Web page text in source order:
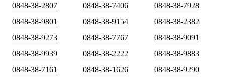
0848-38-2807
0848-38-7406
0848-38-7928
0848-38-9801
0848-38-9154
0848-38-2382
0848-38-9273
0848-38-7767
0848-38-9091
0848-38-9939
0848-38-2222
0848-38-9883
0848-38-7161
0848-38-1626
0848-38-9290